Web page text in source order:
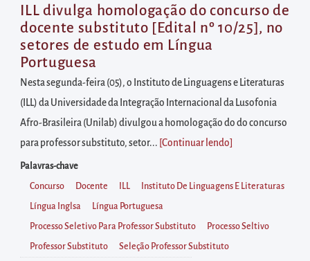
o
menu
principal
Acessar
diretamente
à
área
para
realizar
buscas
internas
Acessar
diretamente
ILL divulga homologação do concurso de
docente substituto [Edital nº 10/25], no
setores de estudo em Língua
Portuguesa
Nesta segunda-feira (05), o Instituto de Linguagens e Literaturas
(ILL) da Universidade da Integração Internacional da Lusofonia
Afro-Brasileira (Unilab) divulgou a homologação do do concurso
para professor substituto, setor... [Continuar lendo
Palavras-chave
Concurso Docente ILL Instituto De Linguagens E Literaturas
Língua Inglsa Língua Portuguesa
Processo Seletivo Para Professor Substituto Processo Seltivo
Professor Substituto Seleção Professor Substituto